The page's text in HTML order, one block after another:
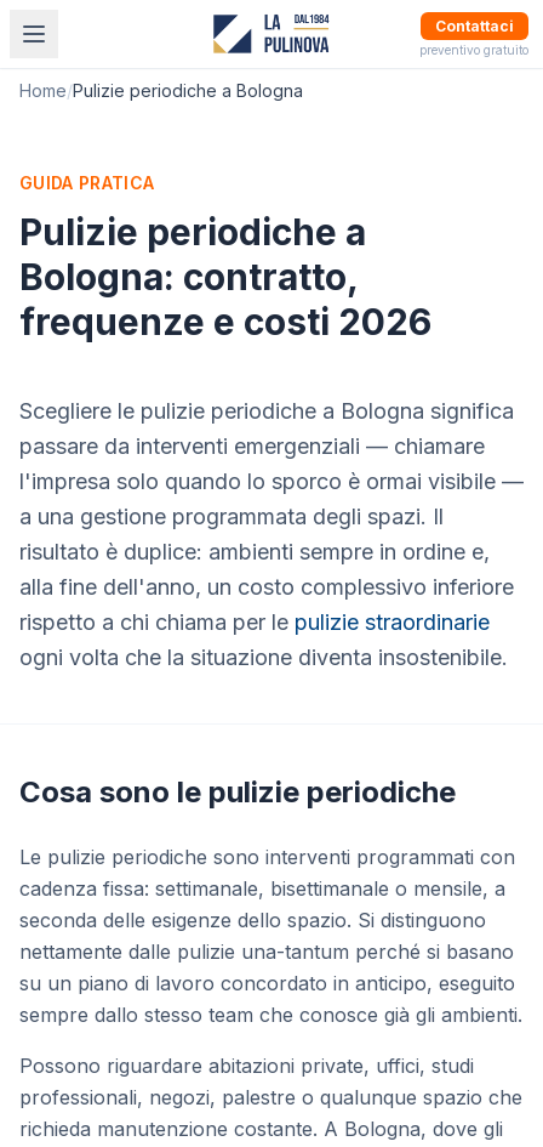
Contattaci
preventivo gratuito
Home/Pulizie periodiche a Bologna
GUIDA PRATICA
Pulizie periodiche a
Bologna: contratto,
frequenze e costi 2026
Scegliere le pulizie periodiche a Bologna significa
passare da interventi emergenziali — chiamare
l'impresa solo quando lo sporco è ormai visibile —
a una gestione programmata degli spazi. Il
risultato è duplice: ambienti sempre in ordine e,
alla fine dell'anno, un costo complessivo inferiore
rispetto a chi chiama per le pulizie straordinarie
ogni volta che la situazione diventa insostenibile.
Cosa sono le pulizie periodiche
Le pulizie periodiche sono interventi programmati con
cadenza fissa: settimanale, bisettimanale o mensile, a
seconda delle esigenze dello spazio. Si distinguono
nettamente dalle pulizie una-tantum perché si basano
su un piano di lavoro concordato in anticipo, eseguito
sempre dallo stesso team che conosce già gli ambienti.
Possono riguardare abitazioni private, uffici, studi
professionali, negozi, palestre o qualunque spazio che
richieda manutenzione costante. A Bologna, dove gli